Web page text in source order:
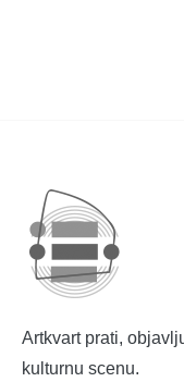
Artkvart prati,
kulturnu scenu.